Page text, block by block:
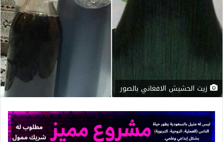
زيت الحشيش الافغاني بالصور